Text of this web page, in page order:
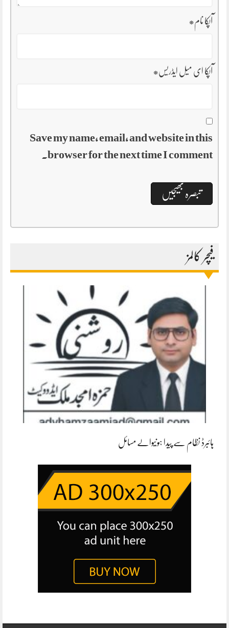
آپکا نام*
آپکا ای میل ایڈریس*
Save my name, email, and website in this
browser for the next time I comment.
فیچر کالمز
ہائبرڈ نظام سے پیدا ہونیوالے مسائل